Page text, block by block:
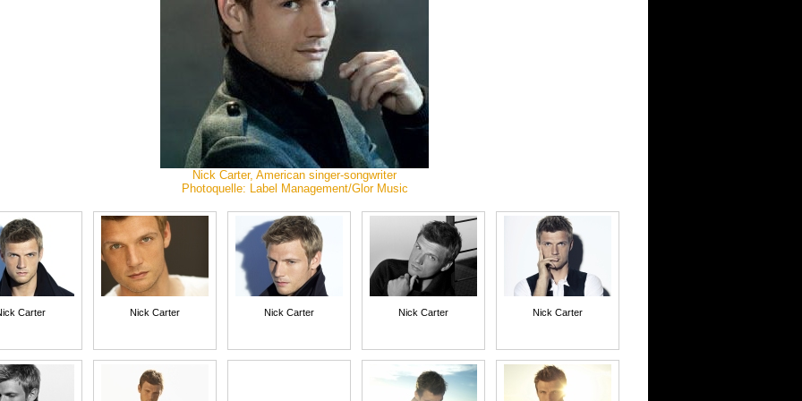
Nick Carter, American singer-songwriter
Photoquelle: Label Management/Glor Music
Carter Nick Carter Nick Carter Nick Carter Nick Carter